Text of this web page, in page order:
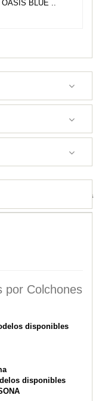
BLUE ..
DE 1 PLAZA✓✓ espuma
por Colchones
disponibles
disponibles